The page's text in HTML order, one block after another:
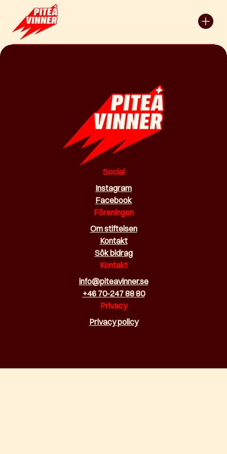
Social
Instagram
Facebook
Föreningen
Om stiftelsen
Kontakt
Sök bidrag
Kontakt
info@piteavinner.se
+46 70-247 88 80
Privacy
Privacy policy